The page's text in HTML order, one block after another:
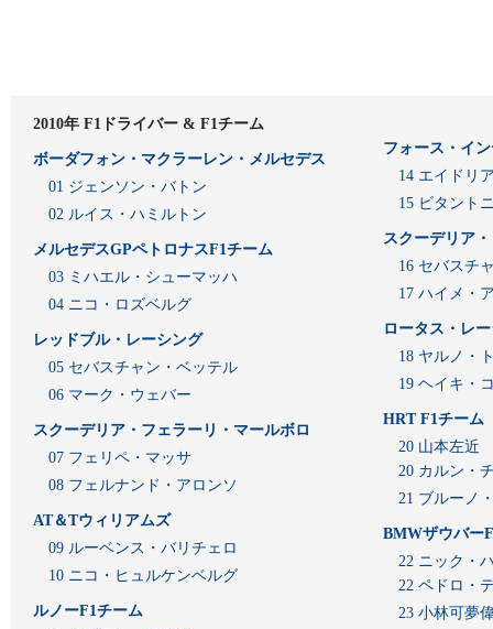
2010年 F1ドライバー & F1チーム
ボーダフォン・マクラーレン・メルセデス
01 ジェンソン・バトン
02 ルイス・ハミルトン
メルセデスGPペトロナスF1チーム
03 ミハエル・シューマッハ
04 ニコ・ロズベルグ
レッドブル・レーシング
05 セバスチャン・ベッテル
06 マーク・ウェバー
スクーデリア・フェラーリ・マールボロ
07 フェリペ・マッサ
08 フェルナンド・アロンソ
AT＆Tウィリアムズ
09 ルーベンス・バリチェロ
10 ニコ・ヒュルケンベルグ
ルノーF1チーム
フォース・イ
14 エイドリ
15 ビタント
スクーデリア
16 セバスチ
17 ハイメ・
ロータス・レ
18 ヤルノ・
19 ヘイキ・
HRT F1チーム
20 山本左近
20 カルン・
21 ブルーノ
BMWザウバー
22 ニック・
22 ペドロ・
23 小林可夢